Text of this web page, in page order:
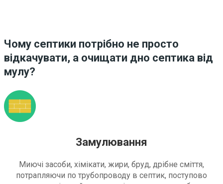
Чому септики потрібно не просто
відкачувати, а очищати дно септика від
мулу?
Замулювання
Миючі засоби, хімікати, жири, бруд, дрібне сміття,
потрапляючи по трубопроводу в септик, поступово